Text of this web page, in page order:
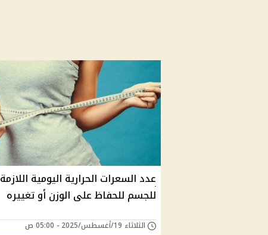
عدد السعرات الحرارية اليومية اللازمة
للجسم للحفاظ على الوزن أو تغييره
الثلاثاء 19/أغسطس/2025 - 05:00 ص